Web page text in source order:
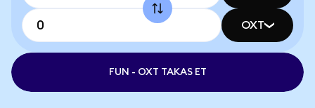
OXT
FUN - OXT TAKAS ET